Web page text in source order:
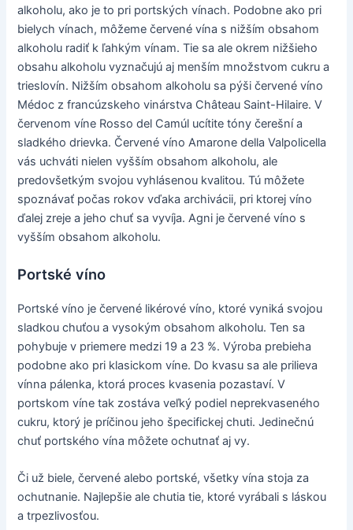
alkoholu, ako je to pri portských vínach. Podobne ako pri
bielych vínach, môžeme červené vína s nižším obsahom
alkoholu radiť k ľahkým vínam. Tie sa ale okrem nižšieho
obsahu alkoholu vyznačujú aj menším množstvom cukru a
trieslovín. Nižším obsahom alkoholu sa pýši červené víno
Médoc z francúzskeho vinárstva Château Saint-Hilaire. V
červenom víne Rosso del Camúl ucítite tóny čerešní a
sladkého drievka. Červené víno Amarone della Valpolicella
vás uchváti nielen vyšším obsahom alkoholu, ale
predovšetkým svojou vyhlásenou kvalitou. Tú môžete
spoznávať počas rokov vďaka archivácii, pri ktorej víno
ďalej zreje a jeho chuť sa vyvíja. Agni je červené víno s
vyšším obsahom alkoholu.
Portské víno
Portské víno je červené likérové víno, ktoré vyniká svojou
sladkou chuťou a vysokým obsahom alkoholu. Ten sa
pohybuje v priemere medzi 19 a 23 %. Výroba prebieha
podobne ako pri klasickom víne. Do kvasu sa ale prilieva
vínna pálenka, ktorá proces kvasenia pozastaví. V
portskom víne tak zostáva veľký podiel neprekvaseného
cukru, ktorý je príčinou jeho špecifickej chuti. Jedinečnú
chuť portského vína môžete ochutnať aj vy.
Či už biele, červené alebo portské, všetky vína stoja za
ochutnanie. Najlepšie ale chutia tie, ktoré vyrábali s láskou
a trpezlivosťou.